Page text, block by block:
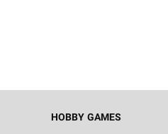
HOBBY GAMES